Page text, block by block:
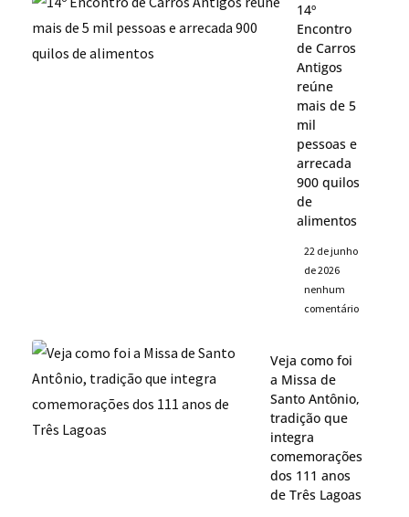
14º
Encontro
de Carros
Antigos
reúne
mais de 5
mil
pessoas e
arrecada
900 quilos
de
alimentos
22 de junho
de 2026
nenhum
comentário
Veja como foi
a Missa de
Santo Antônio,
tradição que
integra
comemorações
dos 111 anos
de Três Lagoas